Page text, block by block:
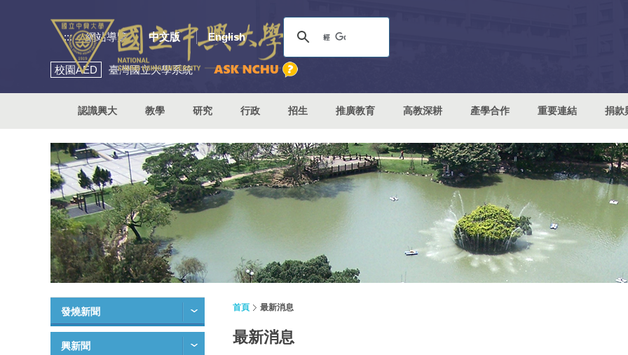
::: 網站導覽 中文版 English
校園AED 臺灣國立大學系統
認識興大 教學 研究 行政 招生 推廣教育 高教深耕 產學合作 重要連結 捐款
發燒新聞
興新聞
首頁 最新消息
最新消息